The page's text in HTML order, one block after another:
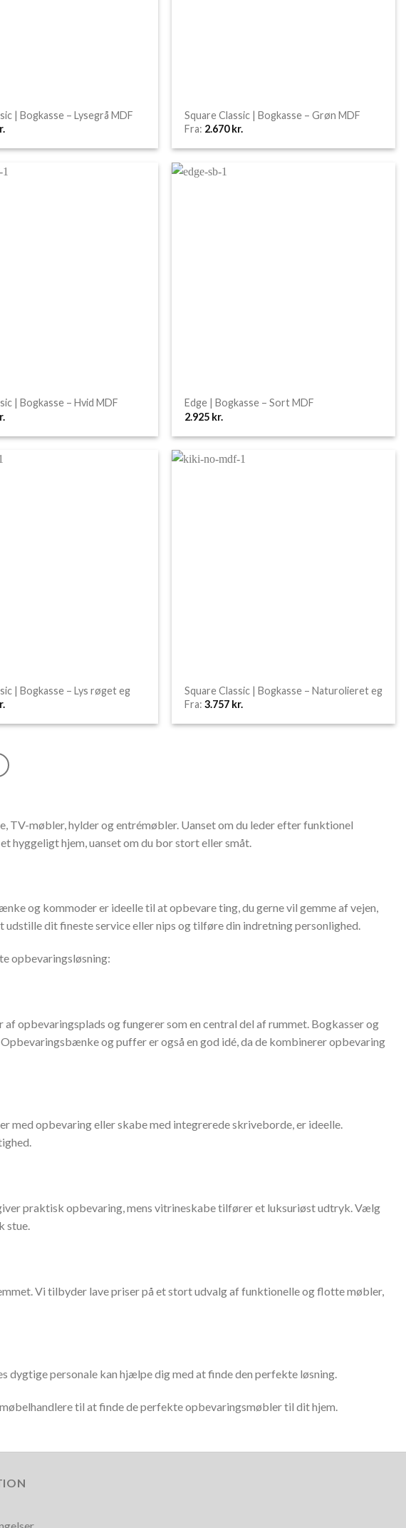
| Bogkasse – Lysegrå MDF
Square Classic | Bogkasse – Grøn MDF
Fra: 2.670kr.
| Bogkasse – Hvid MDF
Edge | Bogkasse – Sort MDF
2.925 kr.
| Bogkasse – Lys røget eg
Square Classic | Bogkasse – Naturolieret eg
Fra: 3.757 kr.
møbler, hylder og entrémøbler. Uanset om du leder efter funktionel
hyggeligt hjem, uanset om du bor stort eller småt.
og kommoder er ideelle til at opbevare ting, du gerne vil gemme af vejen,
dit fineste service eller nips og tilføre din indretning personlighed.
opbevaringsløsning:
opbevaringsplads og fungerer som en central del af rummet. Bogkasser og
og puffer er også en god idé, da de kombinerer opbevaring
opbevaring eller skabe med integrerede skriveborde, er ideelle.
praktisk opbevaring, mens vitrineskabe tilfører et luksuriøst udtryk. Vælg
stue.
Vi tilbyder lave priser på et stort udvalg af funktionelle og flotte møbler,
personale kan hjælpe dig med at finde den perfekte løsning.
til at finde de perfekte opbevaringsmøbler til dit hjem.